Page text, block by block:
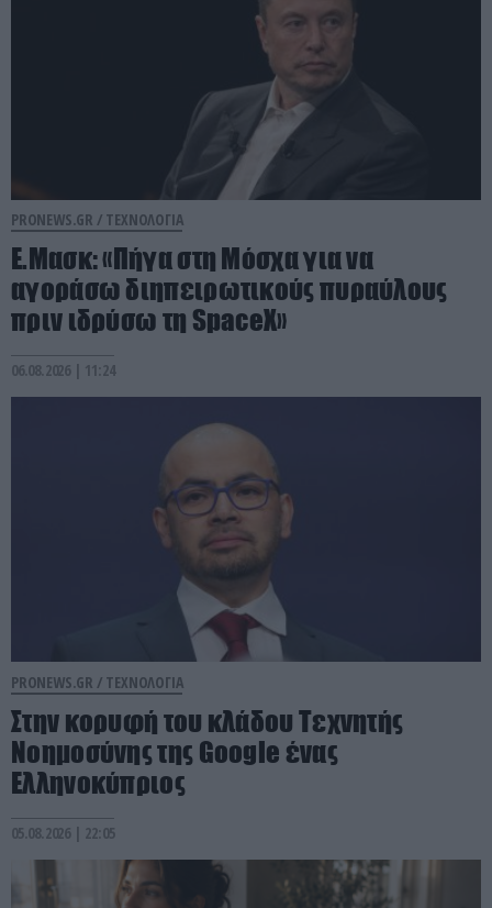
PRONEWS.GR / ΤΕΧΝΟΛΟΓΙΑ
Ε.Μασκ: «Πήγα στη Μόσχα για να
αγοράσω διηπειρωτικούς πυραύλους
πριν ιδρύσω τη SpaceX»
06.08.2026 | 11:24
PRONEWS.GR / ΤΕΧΝΟΛΟΓΙΑ
Στην κορυφή του κλάδου Τεχνητής
Νοημοσύνης της Google ένας
Ελληνοκύπριος
05.08.2026 | 22:05